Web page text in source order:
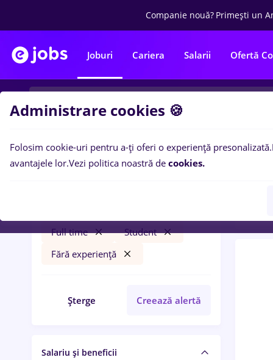
Companie nouă? Primești un
Joburi Cariera Salarii Ofertă
Filtre
Full time
Student
Fără experiență
Șterge Creează alertă
Salariu și beneficii
0
Administrare cookies 🍪
Folosim cookie-uri pentru a-ți oferi o experiență presonalizată.
avantajele lor.Vezi politica noastră de cookies.